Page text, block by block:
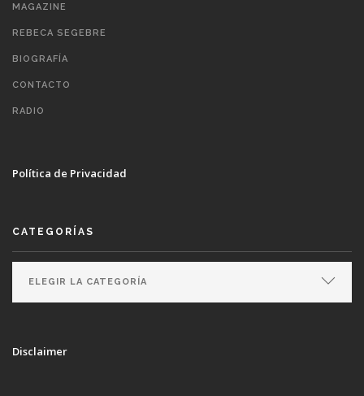
MAGAZINE
REBECA SEGEBRE
BIOGRAFÍA
CONTACTO
RADIO
Política de Privacidad
CATEGORÍAS
Disclaimer